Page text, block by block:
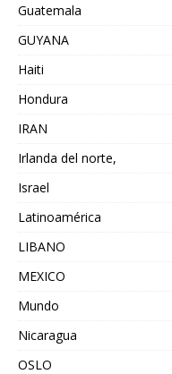
Guatemala
GUYANA
Haiti
Hondura
IRAN
Irlanda del norte,
Israel
Latinoamérica
LIBANO
MEXICO
Mundo
Nicaragua
OSLO